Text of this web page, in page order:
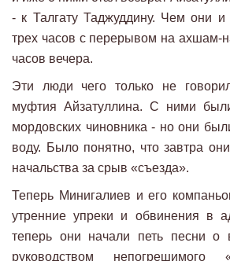
- к Талгату Таджуддину. Чем они и
трех часов с перерывом на ахшам-
часов вечера.
Эти люди чего только не
муфтия Айзатуллина. С ними
мордовских чиновника - но они
воду. Было понятно, что завтра
начальства за срыв «съезда».
Теперь Минигалиев и его
утренние упреки и обвинения в
теперь они начали петь песни о
руководством непогрешимого